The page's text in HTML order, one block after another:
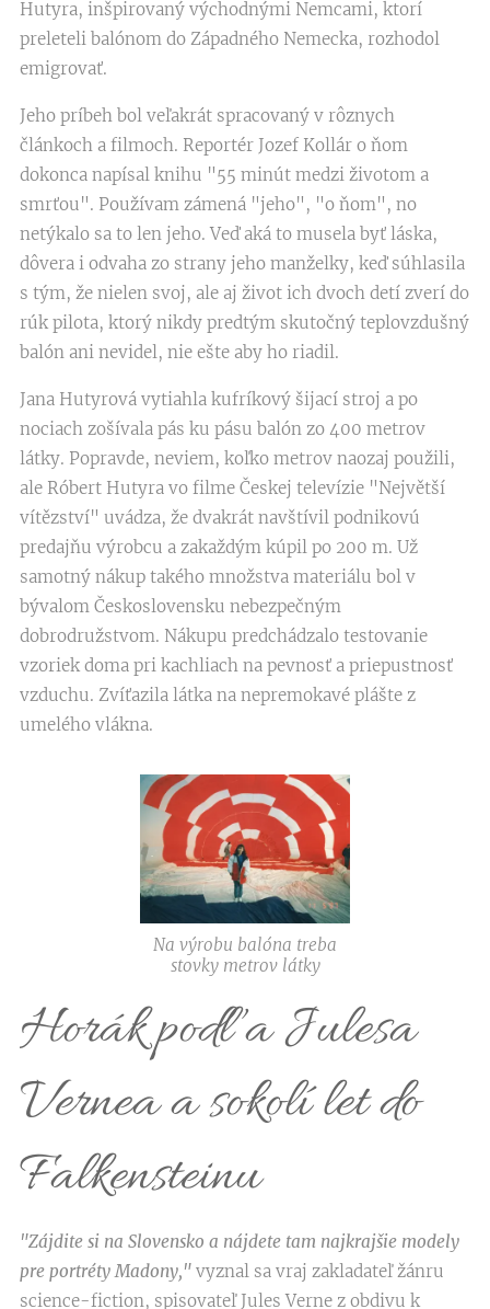
Hutyra, inšpirovaný východnými Nemcami, ktorí
preleteli balónom do Západného Nemecka, rozhodol
emigrovať.
Jeho príbeh bol veľakrát spracovaný v rôznych
článkoch a filmoch. Reportér Jozef Kollár o ňom
dokonca napísal knihu "55 minút medzi životom a
smrťou". Používam zámená "jeho", "o ňom", no
netýkalo sa to len jeho. Veď aká to musela byť láska,
dôvera i odvaha zo strany jeho manželky, keď súhlasila
s tým, že nielen svoj, ale aj život ich dvoch detí zverí do
rúk pilota, ktorý nikdy predtým skutočný teplovzdušný
balón ani nevidel, nie ešte aby ho riadil.
Jana Hutyrová vytiahla kufríkový šijací stroj a po
nociach zošívala pás ku pásu balón zo 400 metrov
látky. Popravde, neviem, koľko metrov naozaj použili,
ale Róbert Hutyra vo filme Českej televízie "Největší
vítězství" uvádza, že dvakrát navštívil podnikovú
predajňu výrobcu a zakaždým kúpil po 200 m. Už
samotný nákup takého množstva materiálu bol v
bývalom Československu nebezpečným
dobrodružstvom. Nákupu predchádzalo testovanie
vzoriek doma pri kachliach na pevnosť a priepustnosť
vzduchu. Zvíťazila látka na nepremokavé plášte z
umelého vlákna.
Na výrobu balóna treba
stovky metrov látky
Horák podľa Julesa
Vernea a sokolí let do
Falkensteinu
"Zájdite si na Slovensko a nájdete tam najkrajšie modely
pre portréty Madony," vyznal sa vraj zakladateľ žánru
science-fiction, spisovateľ Jules Verne z obdivu k